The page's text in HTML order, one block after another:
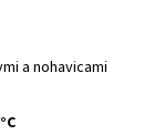
a nohavicami